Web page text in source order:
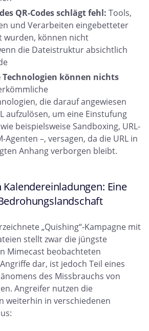
QR-Codes schlägt fehl: Tools,
und Verarbeiten eingebetteter
wurden, können nicht
die Dateistruktur absichtlich
Technologien können nichts
die darauf angewiesen
aufzulösen, um eine Einstufung
beispielsweise Sandboxing, URL-
Agenten –, versagen, da die URL in
Anhang verborgen bleibt.
Eine
„Quishing“-Kampagne mit
stellt zwar die jüngste
Mimecast beobachteten
dar, ist jedoch Teil eines
des Missbrauchs von
Angreifer nutzen die
weiterhin in verschiedenen